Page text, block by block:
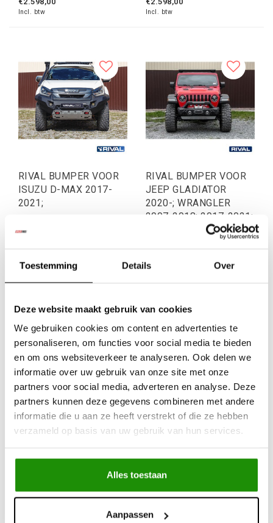
Toestemming Details Over
Deze website maakt gebruik van cookies
We gebruiken cookies om content en advertenties te
personaliseren, om functies voor social media te bieden
en om ons websiteverkeer te analyseren. Ook delen we
informatie over uw gebruik van onze site met onze
partners voor social media, adverteren en analyse. Deze
partners kunnen deze gegevens combineren met andere
informatie die u aan ze heeft verstrekt of die ze hebben
verzameld op basis van uw gebruik van hun services.
Alles toestaan
Aanpassen
Incl. btw Incl. btw
RIVAL BUMPER VOOR
ISUZU D-MAX 2017-
2021;
€1.859,50
€2.250,00
Incl. btw
RIVAL BUMPER VOOR
JEEP GLADIATOR
2020-; WRANGLER
2007-2018; 2017-2021;
€475,00
Incl. btw
RIVAL BUMPER VOOR
CRUISER PRADO
€2.147,11
RIVAL BUMPERS VOOR
2015; 2015-2020;
2018-2020; 2021-2024;
€1.540,50
€1.864,00